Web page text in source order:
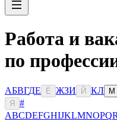
Работа и
по
АБВГДЕ Ё ЖЗИ Й КЛ М
Я
#
ABCDEFGHIJKLMNOPQR